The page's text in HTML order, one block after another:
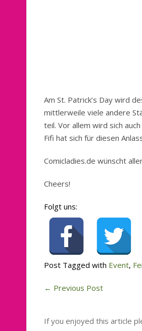
Am St. Patrick’s Day wird
mittlerweile viele andere
teil. Vor allem wird sich
Fifi hat sich für diesen
Comicladies.de wünscht
Cheers!
Folgt uns:
Post Tagged with Event,
← Previous Post
If you enjoyed this article